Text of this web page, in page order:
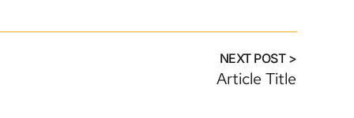
NEXT POST >
Article Title